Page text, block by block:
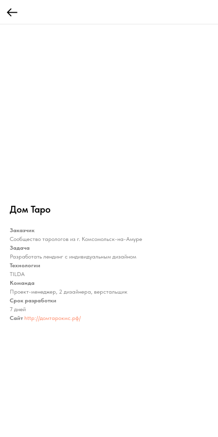
Дом Таро
Заказчик
Сообщество тарологов из г. Комсомольск-на-Амуре
Задача
Разработать лендинг с индивидуальным дизайном
Технологии
TILDA
Команда
Проект-менеджер, 2 дизайнера, верстальщик
Срок разработки
7 дней
Сайт http://домтарокмс.рф/